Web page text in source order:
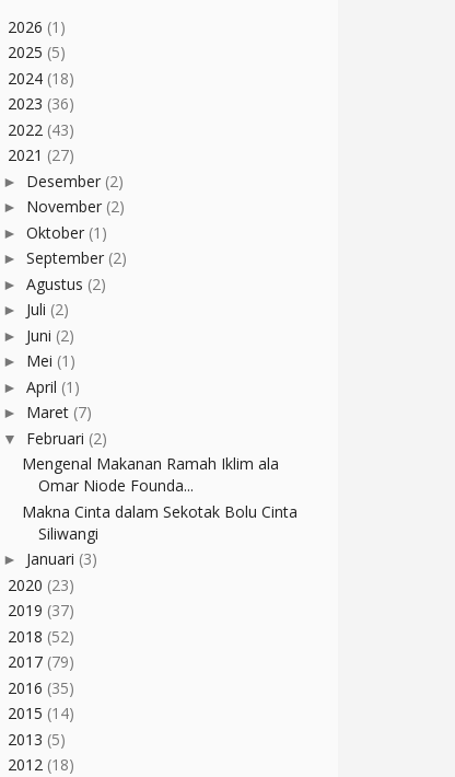
2026 (1)
2025 (5)
2024 (18)
2023 (36)
2022 (43)
2021 (27)
► Desember (2)
► November (2)
► Oktober (1)
► September (2)
► Agustus (2)
► Juli (2)
► Juni (2)
► Mei (1)
► April (1)
► Maret (7)
▼ Februari (2)
Mengenal Makanan Ramah Iklim ala
Omar Niode Founda...
Makna Cinta dalam Sekotak Bolu Cinta
Siliwangi
► Januari (3)
2020 (23)
2019 (37)
2018 (52)
2017 (79)
2016 (35)
2015 (14)
2013 (5)
2012 (18)